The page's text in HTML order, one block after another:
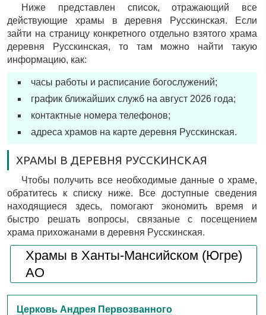
Ниже представлен список, отражающий все
действующие храмы в деревня Русскинская. Если
зайти на страницу конкретного отдельно взятого храма
деревня Русскинская, то там можно найти такую
информацию, как:
часы работы и расписание богослужений;
график ближайших служб на август 2026 года;
контактные номера телефонов;
адреса храмов на карте деревня Русскинская.
ХРАМЫ В ДЕРЕВНЯ РУССКИНСКАЯ
Чтобы получить все необходимые данные о храме,
обратитесь к списку ниже. Все доступные сведения
находящиеся здесь, помогают экономить время и
быстро решать вопросы, связаные с посещением
храма прихожанами в деревня Русскинская.
Храмы в Ханты-Мансийском (Югре)
АО
Церковь Андрея Первозванного